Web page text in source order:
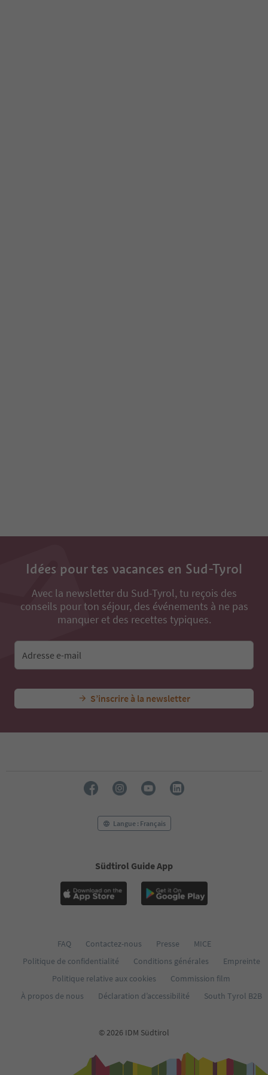
Idées pour tes vacances en Sud-Tyrol
Avec la newsletter du Sud-Tyrol, tu reçois des
conseils pour ton séjour, des événements à ne pas
manquer et des recettes typiques.
Adresse e-mail
S’inscrire à la newsletter
Langue : Français
Südtirol Guide App
FAQ Contactez-nous Presse
MICE
Politique de confidentialité
Conditions générales
Empreinte
Politique relative aux cookies
Commission film
À propos de nous
Déclaration d’accessibilité South Tyrol B2B
© 2026 IDM Südtirol